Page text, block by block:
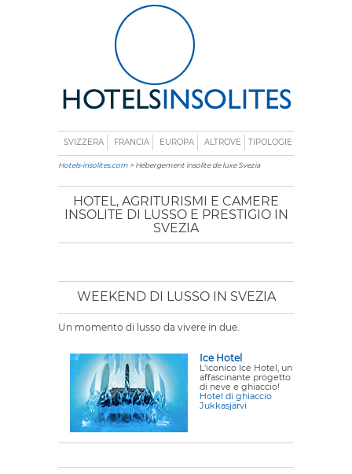
SVIZZERA FRANCIA EUROPA ALTROVE TIPOLOGIE
Hotels-insolites.com > Hébergement insolite de luxe Svezia
HOTEL, AGRITURISMI E CAMERE
INSOLITE DI LUSSO E PRESTIGIO IN
SVEZIA
WEEKEND DI LUSSO IN SVEZIA
Un momento di lusso da vivere in due.
Ice Hotel
L'iconico Ice Hotel, un
affascinante progetto
di neve e ghiaccio!
Hotel di ghiaccio
Jukkasjärvi